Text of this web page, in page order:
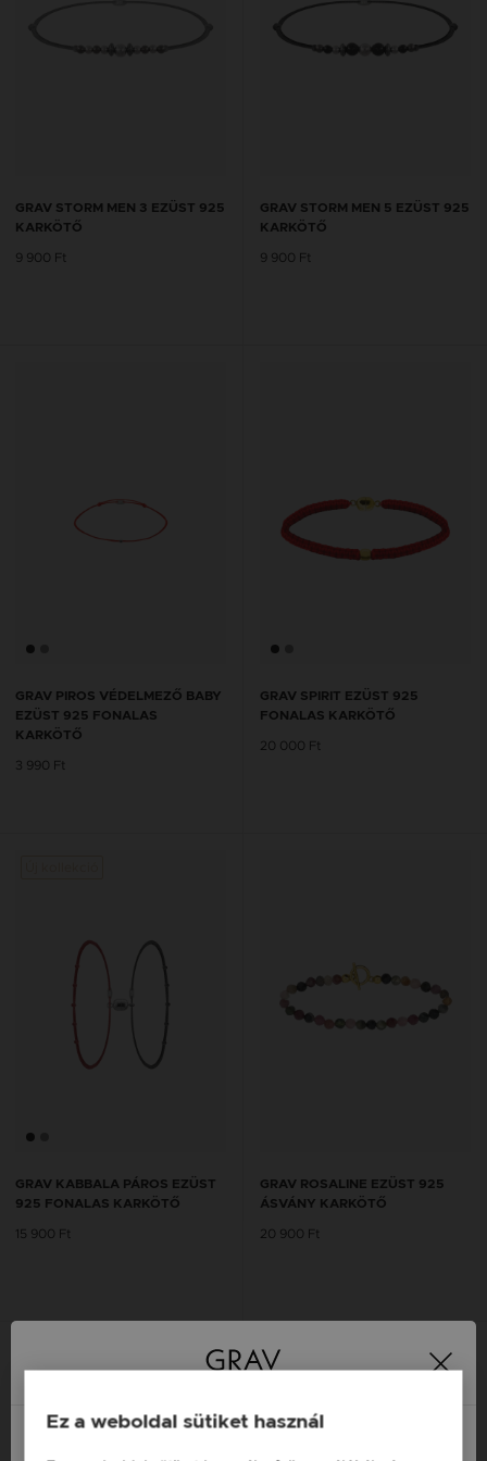
GRAV STORM MEN 3 EZÜST 925
KARKÖTŐ
9 900 Ft
GRAV STORM MEN 5 EZÜST 925
KARKÖTŐ
9 900 Ft
GRAV PIROS VÉDELMEZŐ BABY
EZÜST 925 FONALAS
KARKÖTŐ
3 990 Ft
GRAV SPIRIT EZÜST 925
FONALAS KARKÖTŐ
20 000 Ft
GRAV KABBALA PÁROS EZÜST
925 FONALAS KARKÖTŐ
15 900 Ft
GRAV ROSALINE EZÜST 925
ÁSVÁNY KARKÖTŐ
20 900 Ft
Ez a weboldal sütiket használ